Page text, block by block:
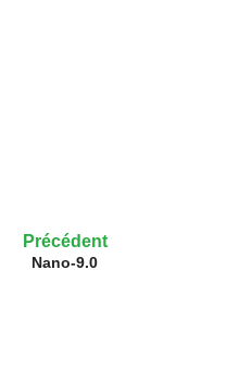
Précédent
Nano-9.0